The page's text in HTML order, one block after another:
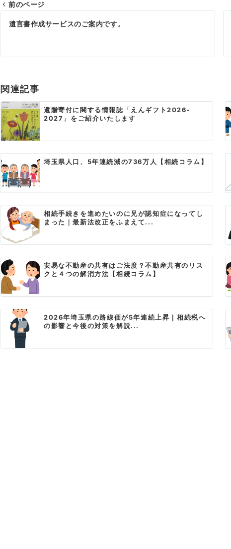
投
ナ
ゲ
ー
シ
ョ
ン
前のページ
遺言書作成サービスのご案内です。
関連記事
遺贈寄付に関する情報誌「えんギフト2026-
2027」をご紹介いたします
埼玉県人口、5年連続減の736万人【相続コラム】
相続手続きを進めたいのに兄が認知症になってし
まった｜最新法改正をふまえて...
安易な不動産の共有はご法度？不動産共有のリス
クと４つの解消方法【相続コラム】
2026年埼玉県の路線価が5年連続上昇｜相続税へ
の影響と今後の対策を解説...